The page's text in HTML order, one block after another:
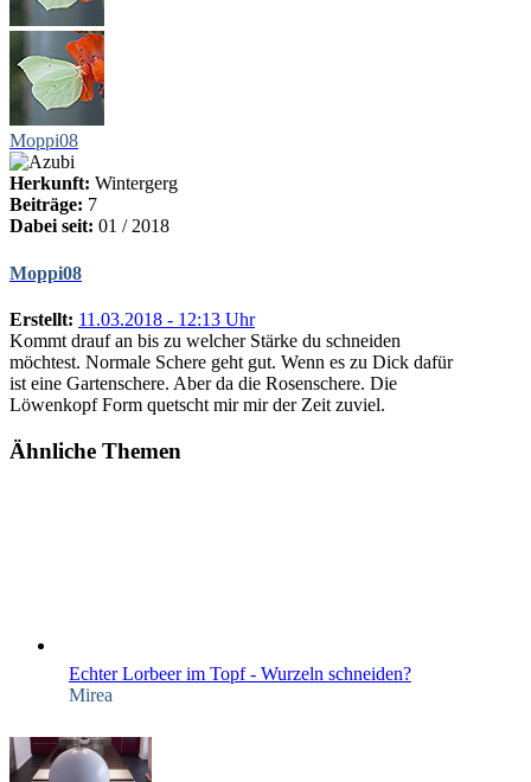
Moppi08
Herkunft: Wintergerg
Beiträge: 7
Dabei seit: 01 / 2018
Moppi08
Erstellt: 11.03.2018 - 12:13 Uhr
Kommt drauf an bis zu welcher Stärke du schneiden
möchtest. Normale Schere geht gut. Wenn es zu Dick dafür
ist eine Gartenschere. Aber da die Rosenschere. Die
Löwenkopf Form quetscht mir mir der Zeit zuviel.
Ähnliche Themen
Echter Lorbeer im Topf - Wurzeln schneiden?
Mirea